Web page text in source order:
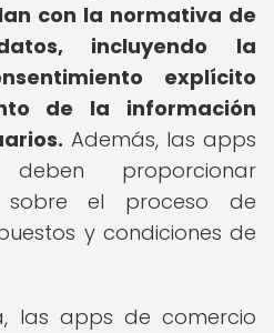
con la normativa de
incluyendo la
explícito
de la información
Además, las apps
proporcionar
sobre el proceso de
y condiciones de
las apps de comercio